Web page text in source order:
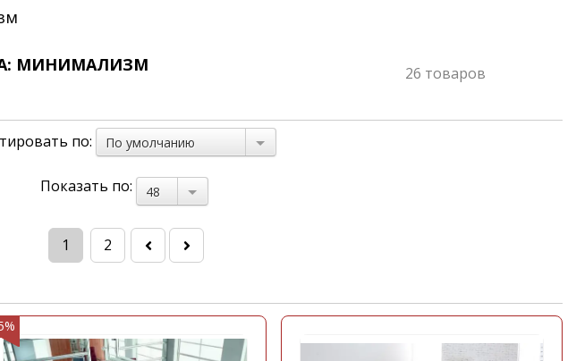
МИНИМАЛИЗМ 26 товаров
по: По умолчанию
Показать по: 48
1 2